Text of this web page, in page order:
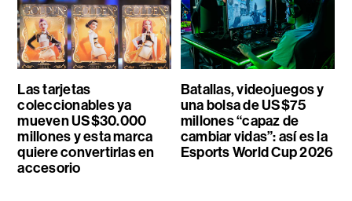
Las tarjetas
coleccionables ya
mueven US$30.000
millones y esta marca
quiere convertirlas en
accesorio
Batallas, videojuegos y
una bolsa de US$75
millones “capaz de
cambiar vidas”: así es la
Esports World Cup 2026